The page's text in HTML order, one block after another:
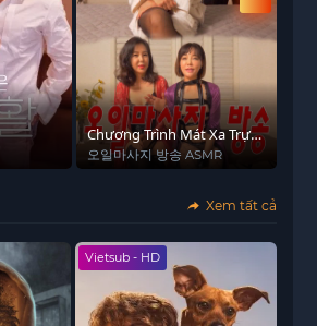
Chương Trình Mát Xa Trực
Tiếp
오일마사지 방송 ASMR
Xem tất cả
Vietsub - HD